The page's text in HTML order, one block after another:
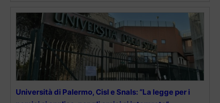
Università di Palermo, Cisl e Snals: “La legge per i